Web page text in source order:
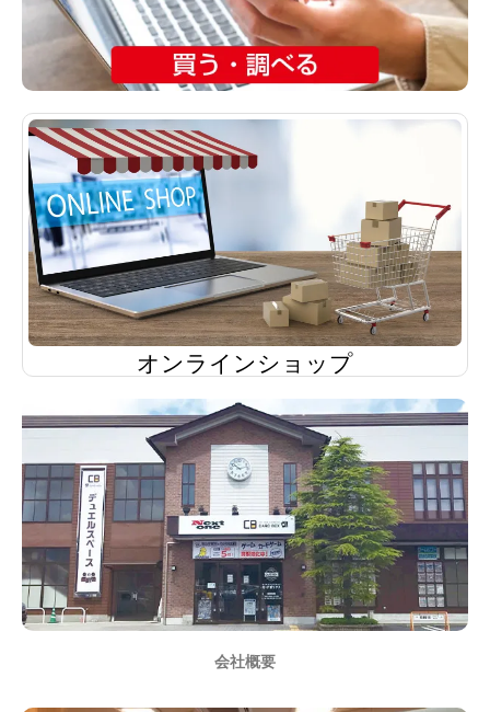
オンラインショップ
会社概要